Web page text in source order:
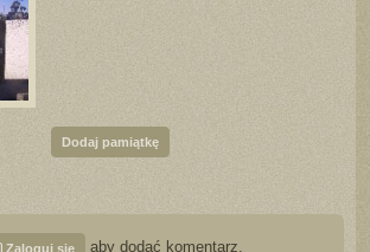
Dodaj pamiątkę
Zaloguj się aby dodać komentarz.